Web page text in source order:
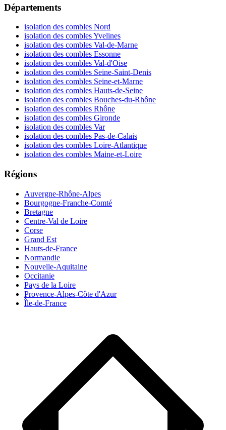
Départements
isolation des combles Nord
isolation des combles Yvelines
isolation des combles Val-de-Marne
isolation des combles Essonne
isolation des combles Val-d'Oise
isolation des combles Seine-Saint-Denis
isolation des combles Seine-et-Marne
isolation des combles Hauts-de-Seine
isolation des combles Bouches-du-Rhône
isolation des combles Rhône
isolation des combles Gironde
isolation des combles Var
isolation des combles Pas-de-Calais
isolation des combles Loire-Atlantique
isolation des combles Maine-et-Loire
Régions
Auvergne-Rhône-Alpes
Bourgogne-Franche-Comté
Bretagne
Centre-Val de Loire
Corse
Grand Est
Hauts-de-France
Normandie
Nouvelle-Aquitaine
Occitanie
Pays de la Loire
Provence-Alpes-Côte d'Azur
Île-de-France